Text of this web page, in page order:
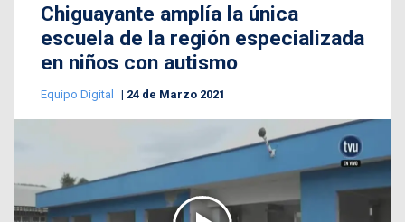
Chiguayante amplía la única
escuela de la región especializada
en niños con autismo
Equipo Digital 24 de Marzo 2021